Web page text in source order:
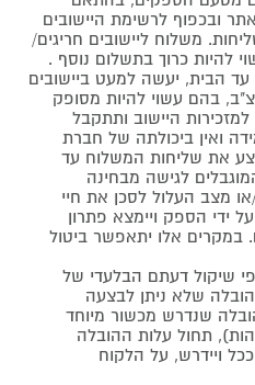
ובכפוף לרשימת היישובים
משלוח ליישובים חריגים/
להיות כרוך בתשלום נוסף .
הבית, יעשה למעט ביישובים
בהם עשוי להיות מסופק
היישוב ותתקבל
ואין ביכולתה של חברת
את שליחות המשלוח עד
לגישה מבחינה
או מצב העלול לסכן את חיי
ידי הספק ויימצא פתרון
במקרים אלו יתאפשר ביטול
שיקול דעתם הבלעדי של
שלא ניתן לבצעה
שנדרש מכשור מיוחד
תחול עלות ההובלה
ויידרש, על הלקוח